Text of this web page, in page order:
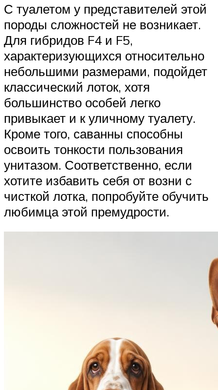
С туалетом у представителей этой
породы сложностей не возникает.
Для гибридов F4 и F5,
характеризующихся относительно
небольшими размерами, подойдет
классический лоток, хотя
большинство особей легко
привыкает и к уличному туалету.
Кроме того, саванны способны
освоить тонкости пользования
унитазом. Соответственно, если
хотите избавить себя от возни с
чисткой лотка, попробуйте обучить
любимца этой премудрости.